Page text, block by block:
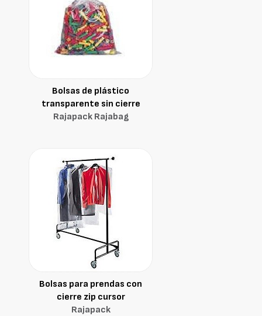
Bolsas de plástico
transparente sin cierre
Rajapack Rajabag
Bolsas para prendas con
cierre zip cursor
Rajapack